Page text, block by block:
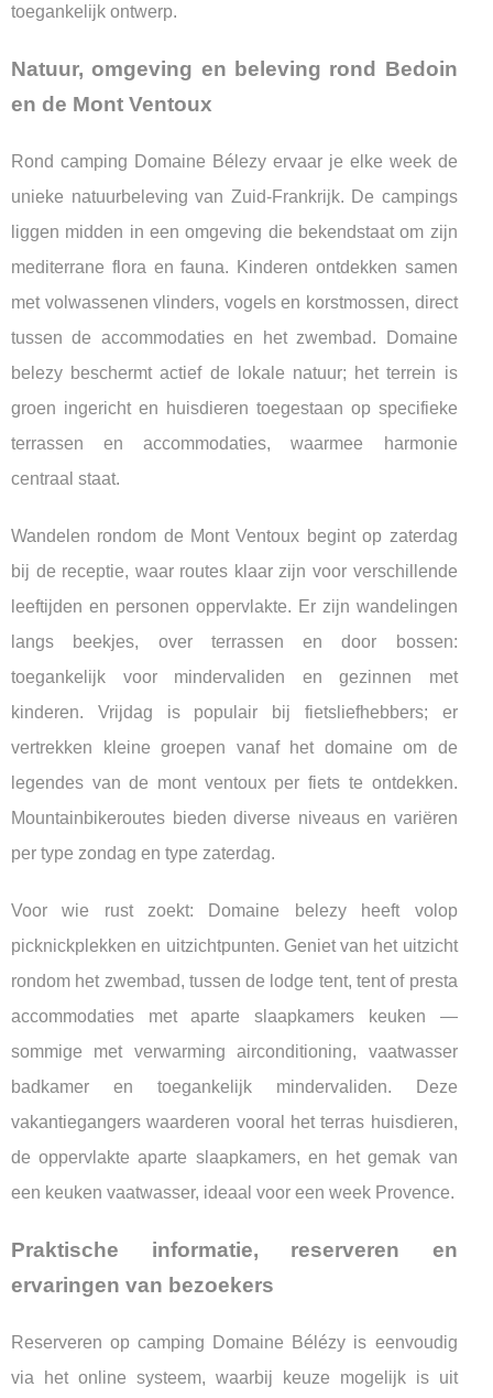
toegankelijk ontwerp.
Natuur, omgeving en beleving rond Bedoin
en de Mont Ventoux
Rond camping Domaine Bélezy ervaar je elke week de
unieke natuurbeleving van Zuid-Frankrijk. De campings
liggen midden in een omgeving die bekendstaat om zijn
mediterrane flora en fauna. Kinderen ontdekken samen
met volwassenen vlinders, vogels en korstmossen, direct
tussen de accommodaties en het zwembad. Domaine
belezy beschermt actief de lokale natuur; het terrein is
groen ingericht en huisdieren toegestaan op specifieke
terrassen en accommodaties, waarmee harmonie
centraal staat.
Wandelen rondom de Mont Ventoux begint op zaterdag
bij de receptie, waar routes klaar zijn voor verschillende
leeftijden en personen oppervlakte. Er zijn wandelingen
langs beekjes, over terrassen en door bossen:
toegankelijk voor mindervaliden en gezinnen met
kinderen. Vrijdag is populair bij fietsliefhebbers; er
vertrekken kleine groepen vanaf het domaine om de
legendes van de mont ventoux per fiets te ontdekken.
Mountainbikeroutes bieden diverse niveaus en variëren
per type zondag en type zaterdag.
Voor wie rust zoekt: Domaine belezy heeft volop
picknickplekken en uitzichtpunten. Geniet van het uitzicht
rondom het zwembad, tussen de lodge tent, tent of presta
accommodaties met aparte slaapkamers keuken —
sommige met verwarming airconditioning, vaatwasser
badkamer en toegankelijk mindervaliden. Deze
vakantiegangers waarderen vooral het terras huisdieren,
de oppervlakte aparte slaapkamers, en het gemak van
een keuken vaatwasser, ideaal voor een week Provence.
Praktische informatie, reserveren en
ervaringen van bezoekers
Reserveren op camping Domaine Bélézy is eenvoudig
via het online systeem, waarbij keuze mogelijk is uit